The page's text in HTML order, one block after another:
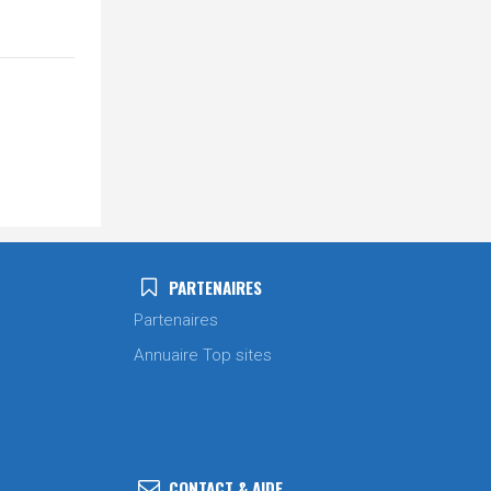
PARTENAIRES
Partenaires
Annuaire Top sites